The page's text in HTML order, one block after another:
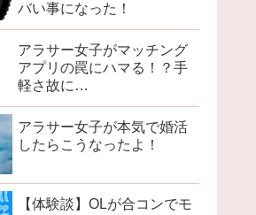
バい事になった！
アラサー女子がマッチング
アプリの罠にハマる！？手
軽さ故に…
アラサー女子が本気で婚活
したらこうなったよ！
【体験談】OLが合コンでモ